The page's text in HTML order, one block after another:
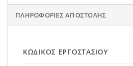
ΠΛΗΡΟΦΟΡΊΕΣ ΑΠΟΣΤΟΛΉΣ
ΚΩΔΙΚΌΣ ΕΡΓΟΣΤΑΣΊΟΥ